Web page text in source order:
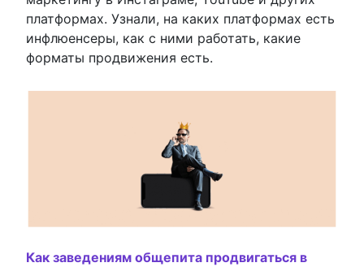
платформах. Узнали, на каких платформах есть
инфлюенсеры, как с ними работать, какие
форматы продвижения есть.
Как заведениям общепита продвигаться в